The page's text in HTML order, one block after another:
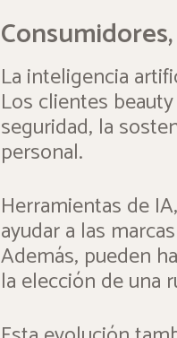
La inteligencia
Los clientes
seguridad, la
personal.
Herramientas de
ayudar a las
Además, pueden
la elección de una